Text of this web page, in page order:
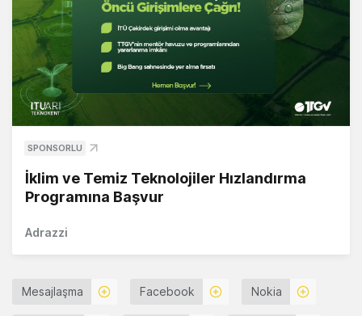
SPONSORLU
İklim ve Temiz Teknolojiler Hızlandırma
Programına Başvur
Adrazzi
Mesajlaşma Facebook Nokia